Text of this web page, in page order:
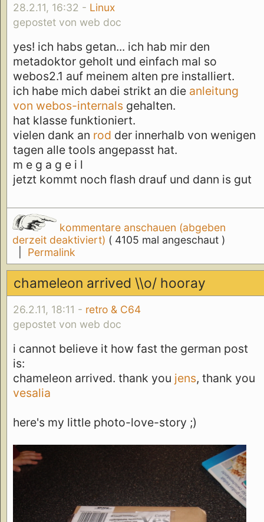
28.2.11, 16:32 - Linux
gepostet von web doc
yes! ich habs getan... ich hab mir den
metadoktor geholt und einfach mal so
webos2.1 auf meinem alten pre installiert.
ich habe mich dabei strikt an die anleitung
von webos-internals gehalten.
hat klasse funktioniert.
vielen dank an rod der innerhalb von wenigen
tagen alle tools angepasst hat.
m e g a g e i l
jetzt kommt noch flash drauf und dann is gut
kommentare anschauen (abgeben
derzeit deaktiviert) ( 4105 mal angeschaut )
Permalink
chameleon arrived \\o/ hooray
26.2.11, 18:11 - retro & C64
gepostet von web doc
i cannot believe it how fast the german post
is:
chameleon arrived. thank you jens, thank you
vesalia
here's my little photo-love-story ;)